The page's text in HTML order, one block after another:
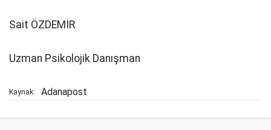
Sait ÖZDEMİR
Uzman Psikolojik Danışman
Kaynak: Adanapost